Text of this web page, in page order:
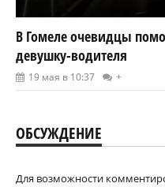
В Гомеле очевидцы
девушку-водителя
19 мая в 10:37 +
ОБСУЖДЕНИЕ
Для возможности